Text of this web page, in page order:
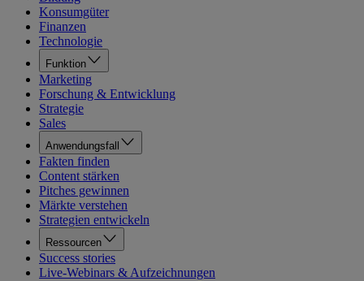
Konsumgüter
Finanzen
Technologie
Funktion
Marketing
Forschung & Entwicklung
Strategie
Sales
Anwendungsfall
Fakten finden
Content stärken
Pitches gewinnen
Märkte verstehen
Strategien entwickeln
Ressourcen
Success stories
Live-Webinars & Aufzeichnungen